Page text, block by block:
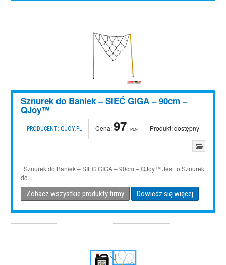
Sznurek do Baniek – SIEĆ GIGA – 90cm –
QJoy™
PRODUCENT: QJOY.PL Cena:97 PLN Produkt:dostępny
Sznurek do Baniek – SIEĆ GIGA – 90cm – QJoy™ Jest to Sznurek
do...
Zobacz wszystkie produkty firmy Dowiedz się więcej